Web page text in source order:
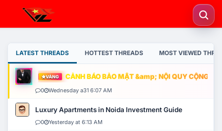
LATEST THREADS HOTTEST THREADS MOST VIEWED
VÀNG CẢNH BÁO BẢO MẬT &amp; NỘI QUY CỘNG
0 Wednesday a31 6:07 AM
Luxury Apartments in Noida Investment Guide
0 Yesterday at 6:13 AM